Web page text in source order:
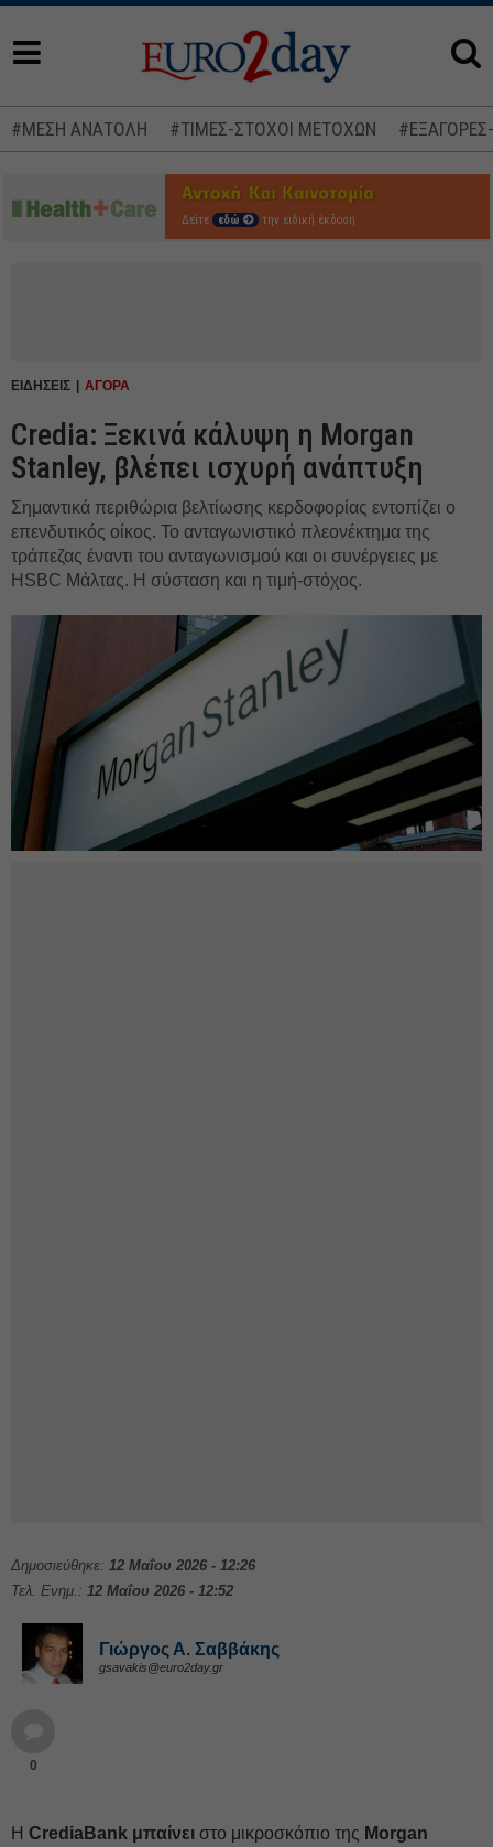
#ΜΕΣΗ ΑΝΑΤΟΛΗ #ΤΙΜΕΣ-ΣΤΟΧΟΙ ΜΕΤΟΧΩΝ
Δείτε εδώ την ειδική έκδοση
ΕΙΔΗΣΕΙΣ ΑΓΟΡΑ
Credia: Ξεκινά κάλυψη η Morgan
Stanley, βλέπει ισχυρή ανάπτυξη
Σημαντικά περιθώρια βελτίωσης κερδοφορίας εντοπίζει ο
επενδυτικός οίκος. Το ανταγωνιστικό πλεονέκτημα της
τράπεζας έναντι του ανταγωνισμού και οι συνέργειες με
HSBC Μάλτας. Η σύσταση και η τιμή-στόχος.
Δημοσιεύθηκε: 12 Μαΐου 2026 - 12:26
Τελ. Ενημ.: 12 Μαΐου 2026 - 12:52
Γιώργος Α. Σαββάκης
gsavakis@euro2day.gr
0
Η CrediaBank μπαίνει στο μικροσκόπιο της Morgan